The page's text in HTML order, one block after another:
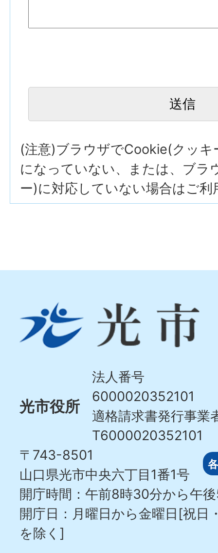
(注意)ブラウザでCookie(クッキ
になっていない、または、ブラ
ー)に対応していない場合はご利
市
Hikari
光市役所
法人番号
6000020352101
適格請求書発行事業
T6000020352101
〒743-8501
山口県光市中央六丁目1番1号
開庁時間：午前8時30分から午
開庁日：月曜日から金曜日[祝日
を除く]